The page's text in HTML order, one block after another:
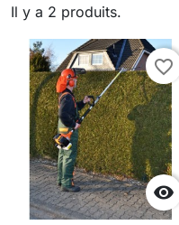
Il y a 2 produits.

favorite_border